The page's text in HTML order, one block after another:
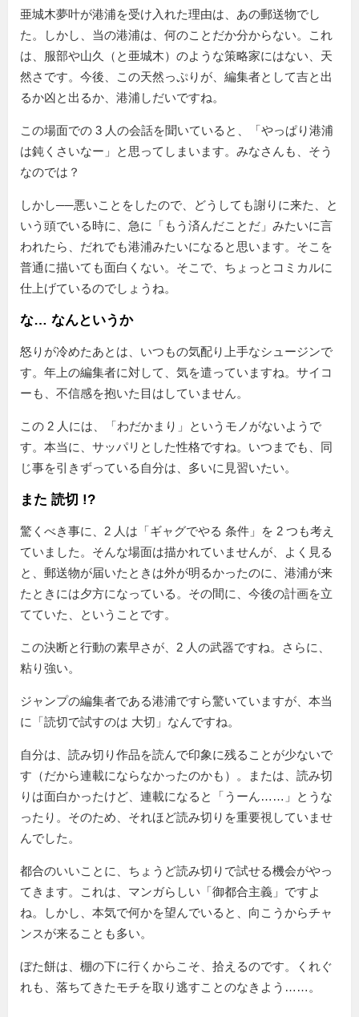
亜城木夢叶が港浦を受け入れた理由は、あの郵送物でし
た。しかし、当の港浦は、何のことだか分からない。これ
は、服部や山久（と亜城木）のような策略家にはない、天
然さです。今後、この天然っぷりが、編集者として吉と出
るか凶と出るか、港浦しだいですね。
この場面での 3 人の会話を聞いていると、「やっぱり港浦
は鈍くさいなー」と思ってしまいます。みなさんも、そう
なのでは？
しかし──悪いことをしたので、どうしても謝りに来た、と
いう頭でいる時に、急に「もう済んだことだ」みたいに言
われたら、だれでも港浦みたいになると思います。そこを
普通に描いても面白くない。そこで、ちょっとコミカルに
仕上げているのでしょうね。
な… なんというか
怒りが冷めたあとは、いつもの気配り上手なシュージンで
す。年上の編集者に対して、気を遣っていますね。サイコ
ーも、不信感を抱いた目はしていません。
この 2 人には、「わだかまり」というモノがないようで
す。本当に、サッパリとした性格ですね。いつまでも、同
じ事を引きずっている自分は、多いに見習いたい。
また 読切 !?
驚くべき事に、2 人は ギャグでやる 条件
を 2 つも考え
ていました。そんな場面は描かれていませんが、よく見る
と、郵送物が届いたときは外が明るかったのに、港浦が来
たときには夕方になっている。その間に、今後の計画を立
てていた、ということです。
この決断と行動の素早さが、2 人の武器ですね。さらに、
粘り強い。
ジャンプの編集者である港浦ですら驚いていますが、本当
に
読切で試すのは 大切 なんですね。
自分は、読み切り作品を読んで印象に残ることが少ないで
す（だから連載にならなかったのかも）。または、読み切
りは面白かったけど、連載になると「うーん……」とうな
ったり。そのため、それほど読み切りを重要視していませ
んでした。
都合のいいことに、ちょうど読み切りで試せる機会がやっ
てきます。これは、マンガらしい「御都合主義」ですよ
ね。しかし、本気で何かを望んでいると、向こうからチャ
ンスが来ることも多い。
ぼた餅は、棚の下に行くからこそ、拾えるのです。くれぐ
れも、落ちてきたモチを取り逃すことのなきよう……。